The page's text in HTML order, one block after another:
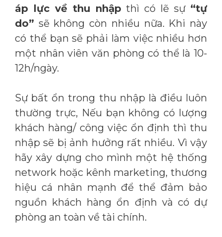
áp lực về thu nhập thì có lẽ sự “tự
do” sẽ không còn nhiều nữa. Khi này
có thể bạn sẽ phải làm việc nhiều hơn
một nhân viên văn phòng có thể là 10-
12h/ngày.
Sự bất ổn trong thu nhập là điều luôn
thường trực, Nếu bạn không có lượng
khách hàng/ công việc ổn định thì thu
nhập sẽ bị ảnh hưởng rất nhiều. Vì vậy
hãy xây dựng cho mình một hệ thống
network hoặc kênh marketing, thương
hiệu cá nhân mạnh để thể đảm bảo
nguồn khách hàng ổn định và có dự
phòng an toàn về tài chính.